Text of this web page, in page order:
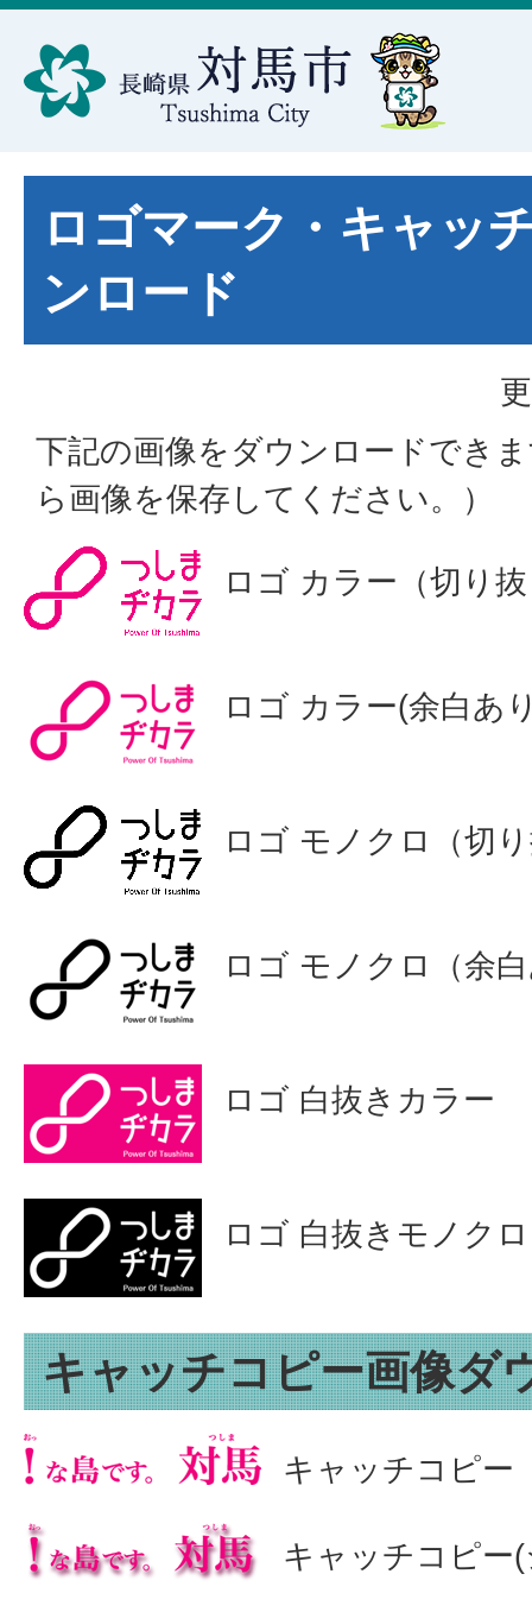
ロゴマーク・キャッ
ンロード
下記の画像をダウンロードでき
ら画像を保存してください。）
ロゴ カラー（切り
ロゴ カラー(余白あ
ロゴ モノクロ（切
ロゴ モノクロ（余
ロゴ 白抜きカラー
ロゴ 白抜きモノクロ
キャッチコピー画像ダ
キャッチコピー
キャッチコピー